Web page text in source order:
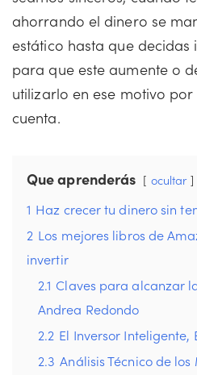
ahorrando el dinero se
estático hasta que
para que este aumente o
utilizarlo en ese motivo
cuenta.
Que aprenderás ocultar
1 Haz crecer tu dinero sin
2 Los mejores libros de
invertir
2.1 Claves para alcanzar
Andrea Redondo
2.2 El Inversor
2.3 Análisis Técnico de